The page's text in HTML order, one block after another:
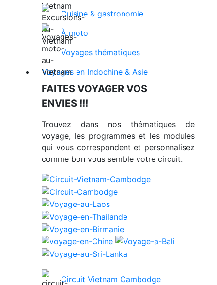
Cuisine & gastronomie
À moto
Voyages thématiques
Voyages en Indochine & Asie
FAITES VOYAGER VOS
ENVIES !!!
Trouvez dans nos thématiques de
voyage, les programmes et les modules
qui vous correspondent et personnalisez
comme bon vous semble votre circuit.
Circuit Vietnam Cambodge